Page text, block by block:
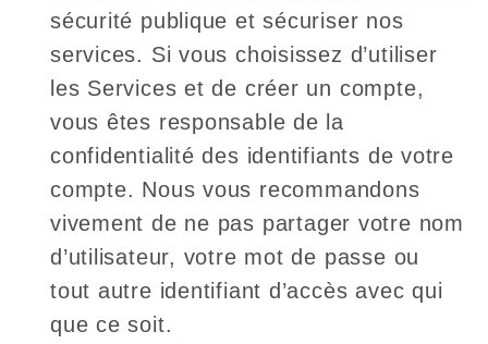
sécurité publique et sécuriser nos
services. Si vous choisissez d’utiliser
les Services et de créer un compte,
vous êtes responsable de la
confidentialité des identifiants de votre
compte. Nous vous recommandons
vivement de ne pas partager votre nom
d’utilisateur, votre mot de passe ou
tout autre identifiant d’accès avec qui
que ce soit.